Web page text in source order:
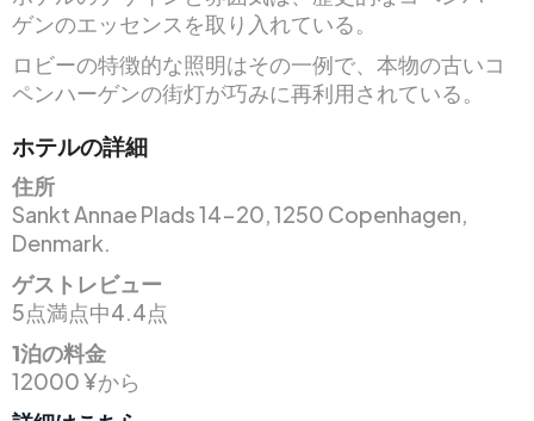
ゲンのエッセンスを取り入れている。
ロビーの特徴的な照明はその一例で、本物の古いコ
ペンハーゲンの街灯が巧みに再利用されている。
ホテルの詳細
住所
Sankt Annae Plads 14-20, 1250 Copenhagen,
Denmark.
ゲストレビュー
5点満点中4.4点
1泊の料金
12000 ¥から